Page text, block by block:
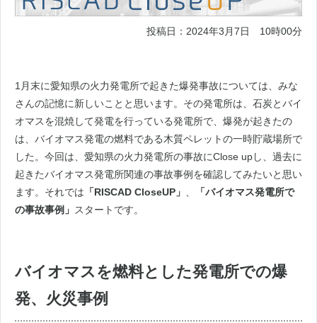
投稿日：2024年3月7日 10時00分
1月末に愛知県の火力発電所で起きた爆発事故については、みな
さんの記憶に新しいことと思います。その発電所は、石炭とバイ
オマスを混焼して発電を行っている発電所で、爆発が起きたの
は、バイオマス発電の燃料である木質ペレットの一時貯蔵場所で
した。今回は、愛知県の火力発電所の事故にClose upし、過去に
起きたバイオマス発電所関連の事故事例を確認してみたいと思い
ます。それでは 「RISCAD CloseUP」 、
「バイオマス発電所で
の事故事例」 スタートです。
バイオマスを燃料とした発電所での爆
発、火災事例